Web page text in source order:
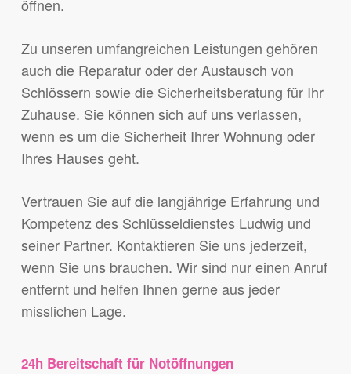
öffnen.
Zu unseren umfangreichen Leistungen gehören
auch die Reparatur oder der Austausch von
Schlössern sowie die Sicherheitsberatung für Ihr
Zuhause. Sie können sich auf uns verlassen,
wenn es um die Sicherheit Ihrer Wohnung oder
Ihres Hauses geht.
Vertrauen Sie auf die langjährige Erfahrung und
Kompetenz des Schlüsseldienstes Ludwig und
seiner Partner. Kontaktieren Sie uns jederzeit,
wenn Sie uns brauchen. Wir sind nur einen Anruf
entfernt und helfen Ihnen gerne aus jeder
misslichen Lage.
24h Bereitschaft für Notöffnungen